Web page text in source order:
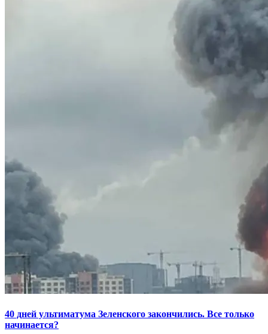
40 дней ультиматума Зеленского закончились. Все только
начинается?